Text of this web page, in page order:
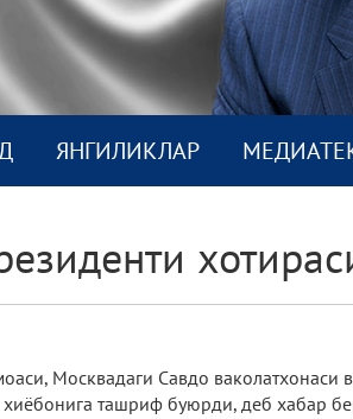
ЯНГИЛИКЛАР
Москвадаги Савдо
ташриф буюрди, деб хабар